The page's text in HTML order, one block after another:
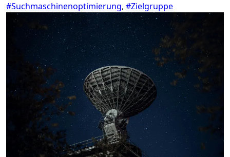
#Suchmaschinenoptimierung, #Zielgruppe